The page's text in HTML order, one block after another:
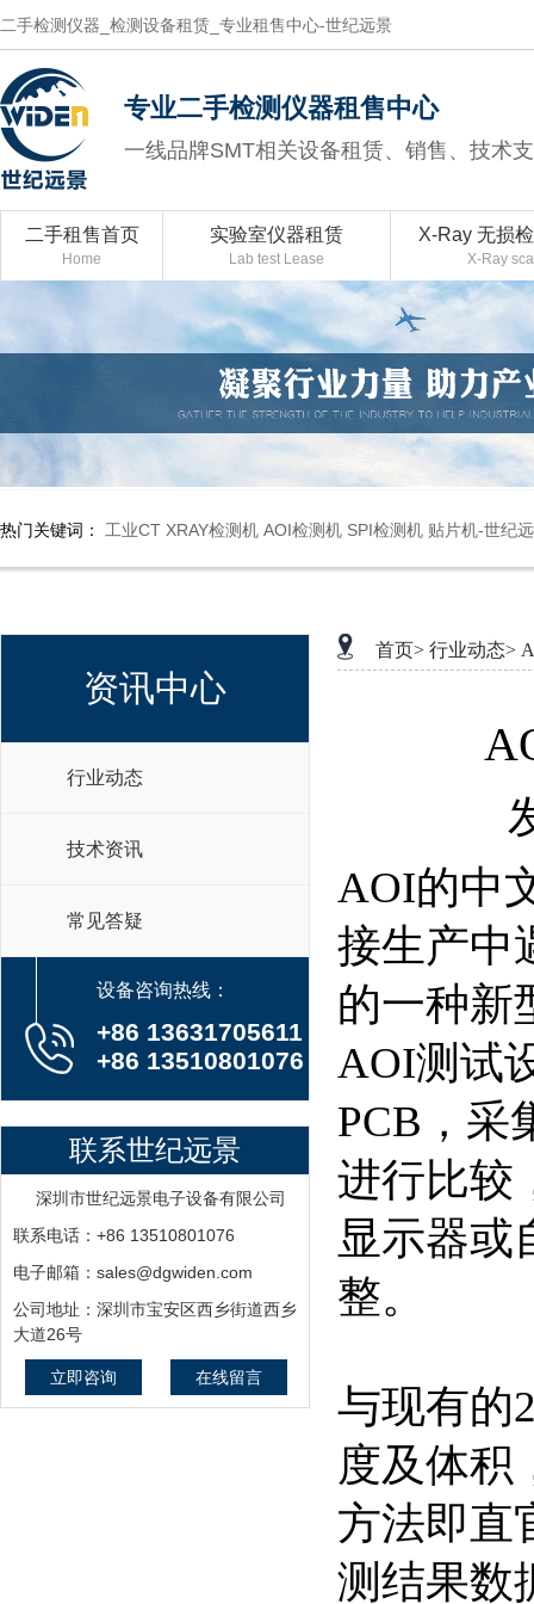
二手检测仪器_检测设备租赁_专业租售中心-世纪远景
专业二手检测仪器租售中心
一线品牌SMT相关设备租赁、销售、技术
二手租售首页
Home
实验室仪器租赁
Lab test Lease
X-Ray 无损
X-Ray
热门关键词： 工业CT XRAY检测机 AOI检测机 SPI检测机 贴片机-世纪
资讯中心
行业动态
技术资讯
常见答疑
设备咨询热线：
+86 13631705611
+86 13510801076
联系世纪远景
深圳市世纪远景电子设备有限公司
联系电话：+86 13510801076
电子邮箱：sales@dgwiden.com
公司地址：深圳市宝安区西乡街道西乡
大道26号
立即咨询 在线留言
首页> 行业动态>
AOI的中
接生产中
的一种新
AOI测试
PCB，采
进行比较
显示器或
整。
与现有
度及体积
方法即直
测结果数